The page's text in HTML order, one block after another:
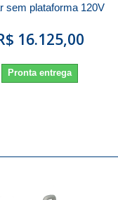
sem plataforma 120V
16.125,00
Pronta entrega